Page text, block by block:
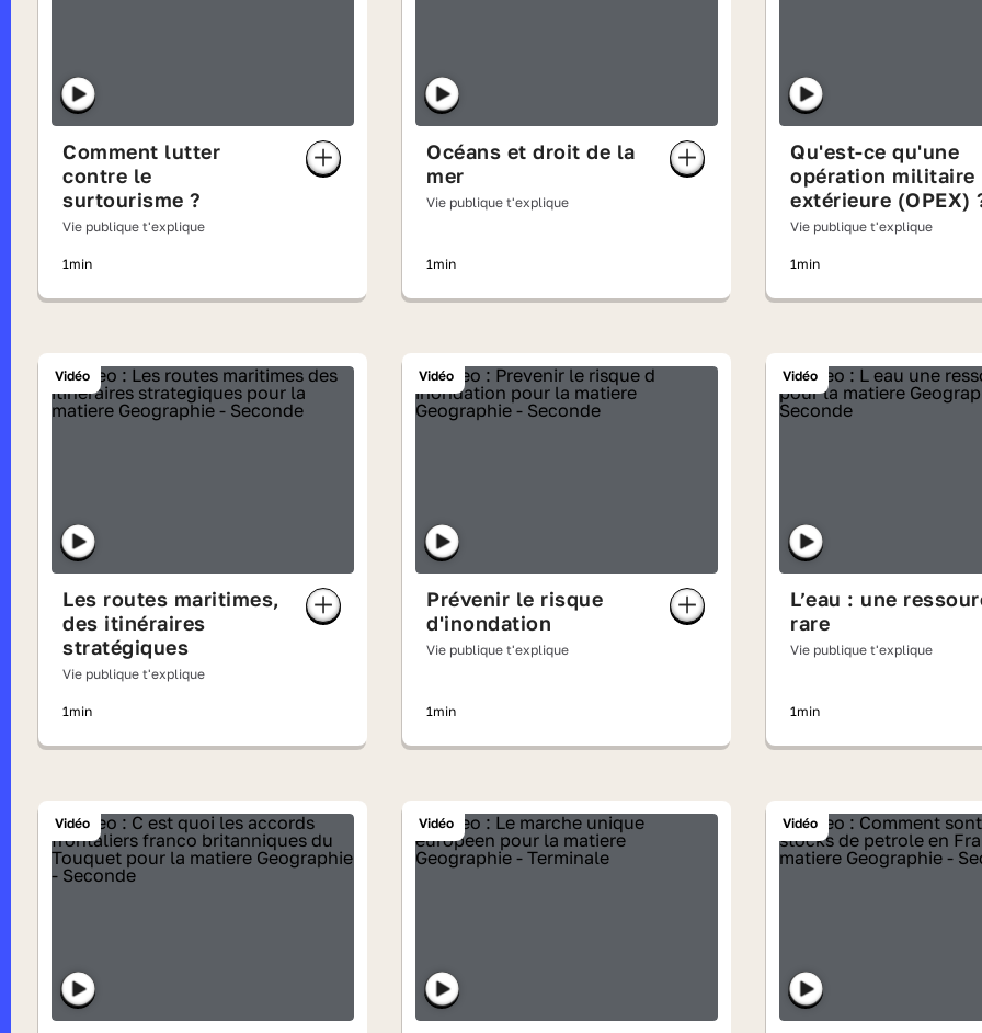
Comment lutter
contre le
surtourisme ?
Vie publique t'explique
1min
Océans et droit de la
mer
Vie publique t'explique
1min
Qu'est-ce qu'une
opération militaire
extérieure (OPEX)
Vie publique t'explique
1min
Vidéo
Les routes maritimes,
des itinéraires
stratégiques
Vie publique t'explique
1min
Vidéo
Prévenir le risque
d'inondation
Vie publique t'explique
1min
Vidéo
L’eau : une
rare
Vie publique t'explique
1min
Vidéo Vidéo Vidéo